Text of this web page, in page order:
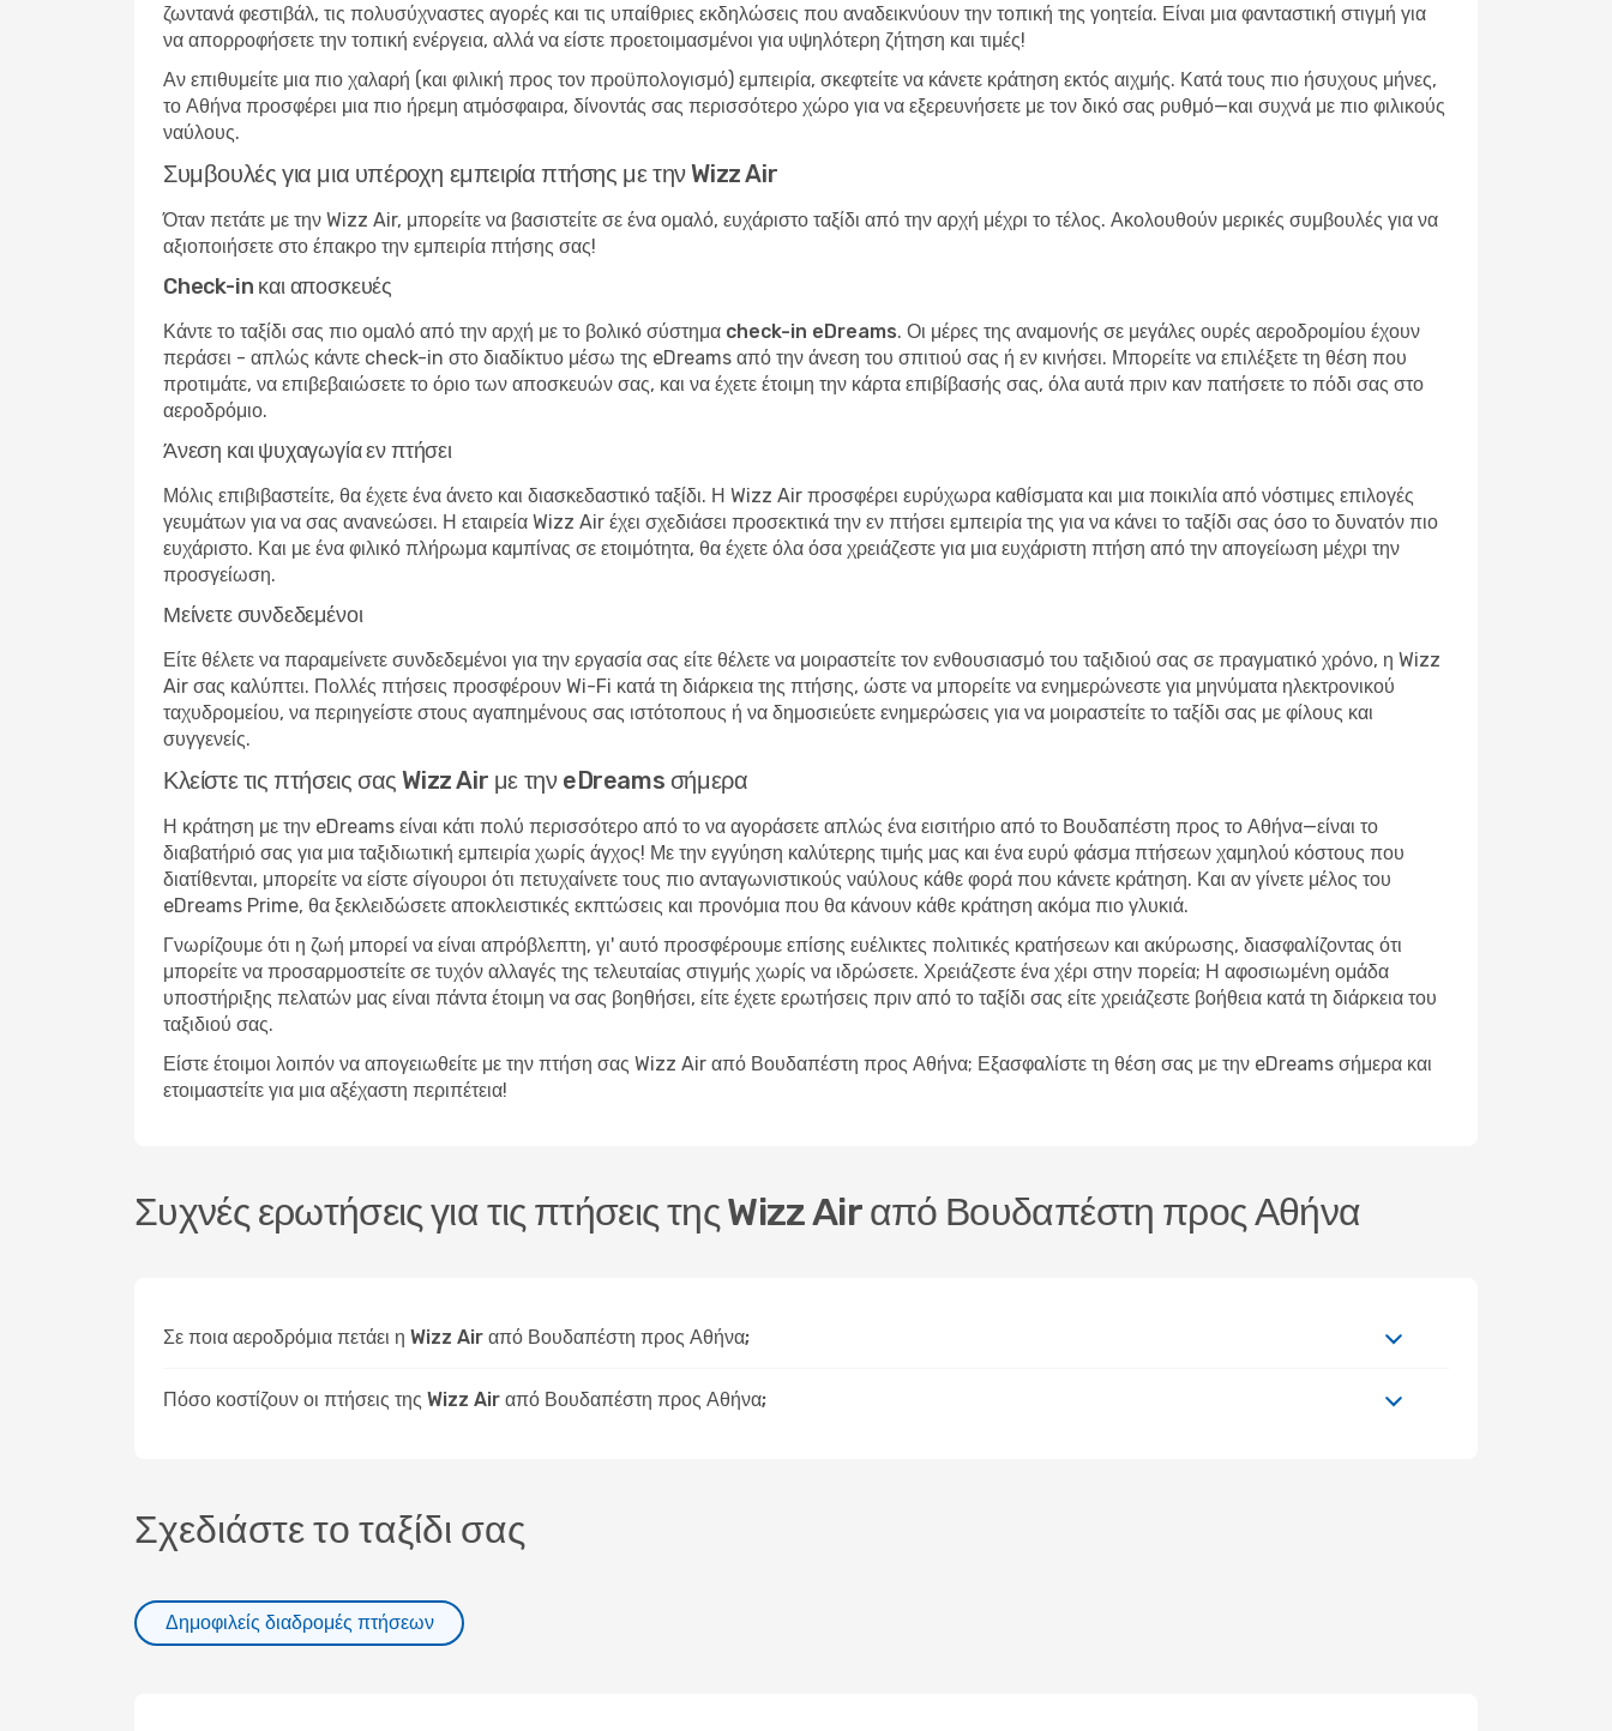
ζωντανά φεστιβάλ, τις πολυσύχναστες αγορές και τις υπαίθριες εκδηλώσεις που αναδεικνύουν την τοπική της γοητεία. Είναι μια φανταστική στιγμή για
να απορροφήσετε την τοπική ενέργεια, αλλά να είστε προετοιμασμένοι για υψηλότερη ζήτηση και τιμές!
Αν επιθυμείτε μια πιο χαλαρή (και φιλική προς τον προϋπολογισμό) εμπειρία, σκεφτείτε να κάνετε κράτηση εκτός αιχμής. Κατά τους πιο ήσυχους μήνες,
το Αθήνα προσφέρει μια πιο ήρεμη ατμόσφαιρα, δίνοντάς σας περισσότερο χώρο για να εξερευνήσετε με τον δικό σας ρυθμό—και συχνά με πιο φιλικούς
ναύλους.
Συμβουλές για μια υπέροχη εμπειρία πτήσης με την Wizz Air
Όταν πετάτε με την Wizz Air, μπορείτε να βασιστείτε σε ένα ομαλό, ευχάριστο ταξίδι από την αρχή μέχρι το τέλος. Ακολουθούν μερικές συμβουλές για να
αξιοποιήσετε στο έπακρο την εμπειρία πτήσης σας!
Check-in και αποσκευές
Κάντε το ταξίδι σας πιο ομαλό από την αρχή με το βολικό σύστημα check-in eDreams. Οι μέρες της αναμονής σε μεγάλες ουρές αεροδρομίου έχουν
περάσει - απλώς κάντε check-in στο διαδίκτυο μέσω της eDreams από την άνεση του σπιτιού σας ή εν κινήσει. Μπορείτε να επιλέξετε τη θέση που
προτιμάτε, να επιβεβαιώσετε το όριο των αποσκευών σας, και να έχετε έτοιμη την κάρτα επιβίβασής σας, όλα αυτά πριν καν πατήσετε το πόδι σας στο
αεροδρόμιο.
Άνεση και ψυχαγωγία εν πτήσει
Μόλις επιβιβαστείτε, θα έχετε ένα άνετο και διασκεδαστικό ταξίδι. Η Wizz Air προσφέρει ευρύχωρα καθίσματα και μια ποικιλία από νόστιμες επιλογές
γευμάτων για να σας ανανεώσει. Η εταιρεία Wizz Air έχει σχεδιάσει προσεκτικά την εν πτήσει εμπειρία της για να κάνει το ταξίδι σας όσο το δυνατόν πιο
ευχάριστο. Και με ένα φιλικό πλήρωμα καμπίνας σε ετοιμότητα, θα έχετε όλα όσα χρειάζεστε για μια ευχάριστη πτήση από την απογείωση μέχρι την
προσγείωση.
Μείνετε συνδεδεμένοι
Είτε θέλετε να παραμείνετε συνδεδεμένοι για την εργασία σας είτε θέλετε να μοιραστείτε τον ενθουσιασμό του ταξιδιού σας σε πραγματικό χρόνο, η Wizz
Air σας καλύπτει. Πολλές πτήσεις προσφέρουν Wi-Fi κατά τη διάρκεια της πτήσης, ώστε να μπορείτε να ενημερώνεστε για μηνύματα ηλεκτρονικού
ταχυδρομείου, να περιηγείστε στους αγαπημένους σας ιστότοπους ή να δημοσιεύετε ενημερώσεις για να μοιραστείτε το ταξίδι σας με φίλους και
συγγενείς.
Κλείστε τις πτήσεις σας Wizz Air με την eDreams σήμερα
Η κράτηση με την eDreams είναι κάτι πολύ περισσότερο από το να αγοράσετε απλώς ένα εισιτήριο από το Βουδαπέστη προς το Αθήνα—είναι το
διαβατήριό σας για μια ταξιδιωτική εμπειρία χωρίς άγχος! Με την εγγύηση καλύτερης τιμής μας και ένα ευρύ φάσμα πτήσεων χαμηλού κόστους που
διατίθενται, μπορείτε να είστε σίγουροι ότι πετυχαίνετε τους πιο ανταγωνιστικούς ναύλους κάθε φορά που κάνετε κράτηση. Και αν γίνετε μέλος του
eDreams Prime, θα ξεκλειδώσετε αποκλειστικές εκπτώσεις και προνόμια που θα κάνουν κάθε κράτηση ακόμα πιο γλυκιά.
Γνωρίζουμε ότι η ζωή μπορεί να είναι απρόβλεπτη, γι' αυτό προσφέρουμε επίσης ευέλικτες πολιτικές κρατήσεων και ακύρωσης, διασφαλίζοντας ότι
μπορείτε να προσαρμοστείτε σε τυχόν αλλαγές της τελευταίας στιγμής χωρίς να ιδρώσετε. Χρειάζεστε ένα χέρι στην πορεία; Η αφοσιωμένη ομάδα
υποστήριξης πελατών μας είναι πάντα έτοιμη να σας βοηθήσει, είτε έχετε ερωτήσεις πριν από το ταξίδι σας είτε χρειάζεστε βοήθεια κατά τη διάρκεια του
ταξιδιού σας.
Είστε έτοιμοι λοιπόν να απογειωθείτε με την πτήση σας Wizz Air από Βουδαπέστη προς Αθήνα; Εξασφαλίστε τη θέση σας με την eDreams σήμερα και
ετοιμαστείτε για μια αξέχαστη περιπέτεια!
Συχνές ερωτήσεις για τις πτήσεις της Wizz Air από Βουδαπέστη προς Αθήνα
Σε ποια αεροδρόμια πετάει η Wizz Air από Βουδαπέστη προς Αθήνα;
Πόσο κοστίζουν οι πτήσεις της Wizz Air από Βουδαπέστη προς Αθήνα;
Σχεδιάστε το ταξίδι σας
Δημοφιλείς διαδρομές πτήσεων